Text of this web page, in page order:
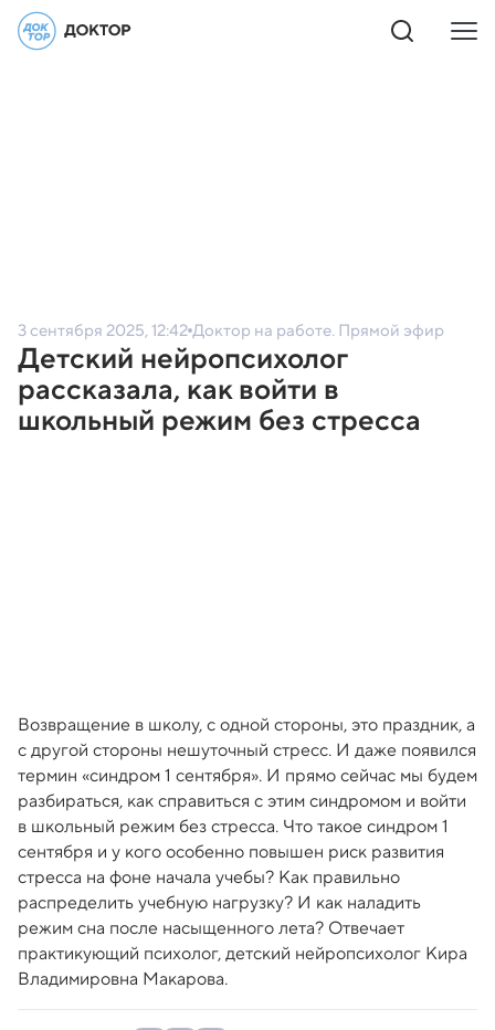
3 сентября 2025, 12:42Доктор на работе. Прямой эфир
Детский нейропсихолог
рассказала, как войти в
школьный режим без стресса
Возвращение в школу, с одной стороны, это праздник, а
с другой стороны нешуточный стресс. И даже появился
термин «синдром 1 сентября». И прямо сейчас мы будем
разбираться, как справиться с этим синдромом и войти
в школьный режим без стресса. Что такое синдром 1
сентября и у кого особенно повышен риск развития
стресса на фоне начала учебы? Как правильно
распределить учебную нагрузку? И как наладить
режим сна после насыщенного лета? Отвечает
практикующий психолог, детский нейропсихолог Кира
Владимировна Макарова.